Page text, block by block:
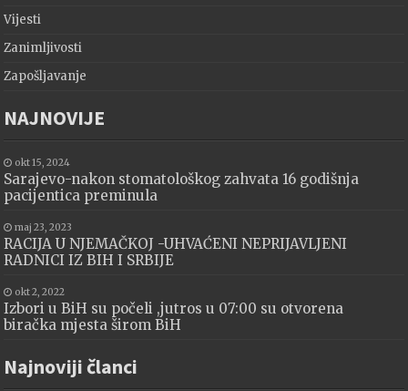
Vijesti
Zanimljivosti
Zapošljavanje
NAJNOVIJE
okt 15, 2024
Sarajevo-nakon stomatološkog zahvata 16 godišnja
pacijentica preminula
maj 23, 2023
RACIJA U NJEMAČKOJ -UHVAĆENI NEPRIJAVLJENI
RADNICI IZ BIH I SRBIJE
okt 2, 2022
Izbori u BiH su počeli ,jutros u 07:00 su otvorena
biračka mjesta širom BiH
Najnoviji članci